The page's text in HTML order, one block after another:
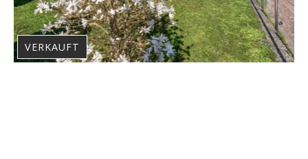
VERKAUFT